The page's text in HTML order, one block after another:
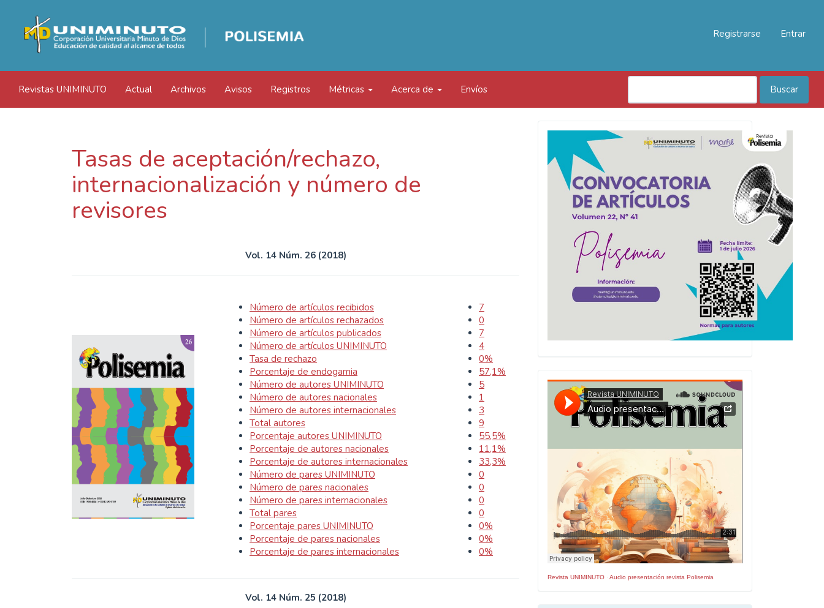
principal
Contenido
principal
Barra
lateral
Registrarse Entrar
Revistas UNIMINUTO Actual Archivos Avisos Registros Métricas Acerca de Envíos Buscar
Tasas de aceptación/rechazo,
internacionalización y número de
revisores
Vol. 14 Núm. 26 (2018)
Número de artículos recibidos
Número de artículos rechazados
Número de artículos publicados
Número de artículos UNIMINUTO
Tasa de rechazo
Porcentaje de endogamia
Número de autores UNIMINUTO
Número de autores nacionales
Número de autores internacionales
Total autores
Porcentaje autores UNIMINUTO
Porcentaje de autores nacionales
Porcentaje de autores internacionales
Número de pares UNIMINUTO
Número de pares nacionales
Número de pares internacionales
Total pares
Porcentaje pares UNIMINUTO
Porcentaje de pares nacionales
Porcentaje de pares internacionales
7
0
7
4
0%
57,1%
5
1
3
9
55,5%
11,1%
33,3%
0
0
0
0
0%
0%
0%
Vol. 14 Núm. 25 (2018)
Convocatoria
Polisemia
2026
Presentacion
Numero
Revista UNIMINUTO · Audio presentación revista Polisemia